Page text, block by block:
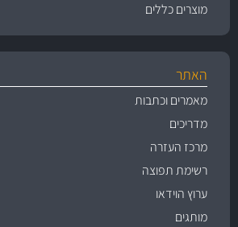
מוצרים כללים
האתר
מאמרים וכתבות
מדריכים
מרכז העזרה
רשימת תפוצה
ערוץ הוידאו
מותגים